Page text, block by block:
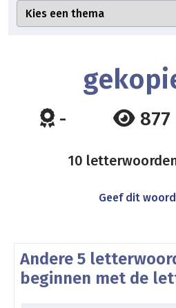
- 877
10
Geef dit
Andere 5
beginnen met de